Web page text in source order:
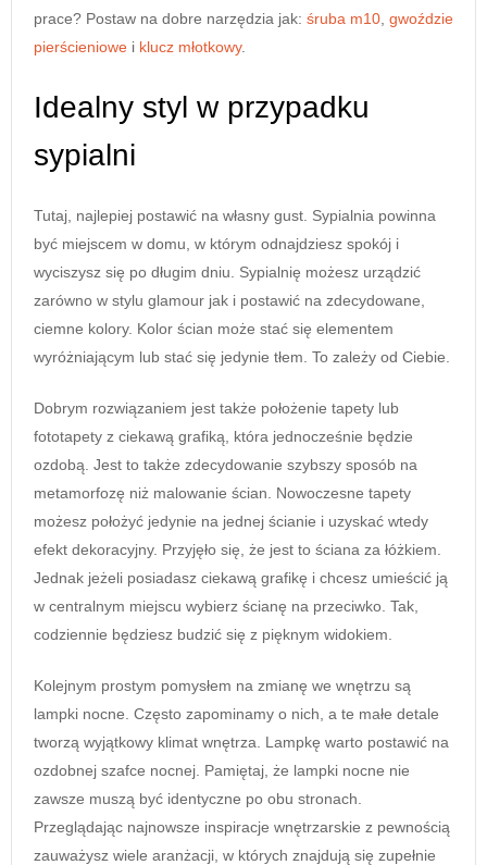
prace? Postaw na dobre narzędzia jak: śruba m10 gwoździe
pierścieniowe i klucz młotkowy.
Idealny styl w przypadku
sypialni
Tutaj, najlepiej postawić na własny gust. Sypialnia powinna
być miejscem w domu, w którym odnajdziesz spokój i
wyciszysz się po długim dniu. Sypialnię możesz urządzić
zarówno w stylu glamour jak i postawić na zdecydowane,
ciemne kolory. Kolor ścian może stać się elementem
wyróżniającym lub stać się jedynie tłem. To zależy od Ciebie.
Dobrym rozwiązaniem jest także położenie tapety lub
fototapety z ciekawą grafiką, która jednocześnie będzie
ozdobą. Jest to także zdecydowanie szybszy sposób na
metamorfozę niż malowanie ścian. Nowoczesne tapety
możesz położyć jedynie na jednej ścianie i uzyskać wtedy
efekt dekoracyjny. Przyjęło się, że jest to ściana za łóżkiem.
Jednak jeżeli posiadasz ciekawą grafikę i chcesz umieścić ją
w centralnym miejscu wybierz ścianę na przeciwko. Tak,
codziennie będziesz budzić się z pięknym widokiem.
Kolejnym prostym pomysłem na zmianę we wnętrzu są
lampki nocne. Często zapominamy o nich, a te małe detale
tworzą wyjątkowy klimat wnętrza. Lampkę warto postawić na
ozdobnej szafce nocnej. Pamiętaj, że lampki nocne nie
zawsze muszą być identyczne po obu stronach.
Przeglądając najnowsze inspiracje wnętrzarskie z pewnością
zauważysz wiele aranżacji, w których znajdują się zupełnie